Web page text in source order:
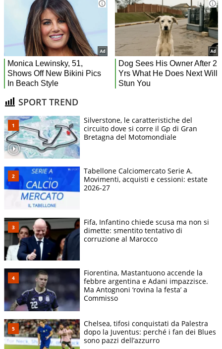
SPORT TREND
Silverstone, le caratteristiche del
circuito dove si corre il Gp di Gran
Bretagna del Motomondiale
Tabellone Calciomercato Serie A.
Movimenti, acquisti e cessioni: estate
2026-27
Fifa, Infantino chiede scusa ma non si
dimette: smentito tentativo di
corruzione al Marocco
Fiorentina, Mastantuono accende la
febbre argentina e Adani impazzisce.
Ma Antognoni ‘rovina la festa’ a
Commisso
Chelsea, tifosi conquistati da Palestra
dopo la Juventus: perché i fan dei Blues
sono pazzi dell’azzurro